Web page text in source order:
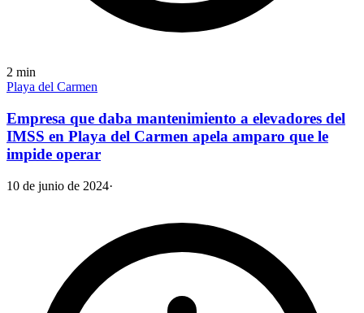
2 min
Playa del Carmen
Empresa que daba mantenimiento a elevadores del
IMSS en Playa del Carmen apela amparo que le
impide operar
10 de junio de 2024·